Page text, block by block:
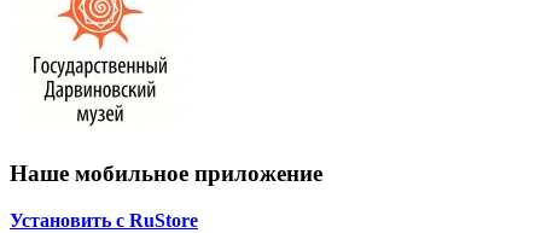
Наше мобильное приложение
Установить с RuStore